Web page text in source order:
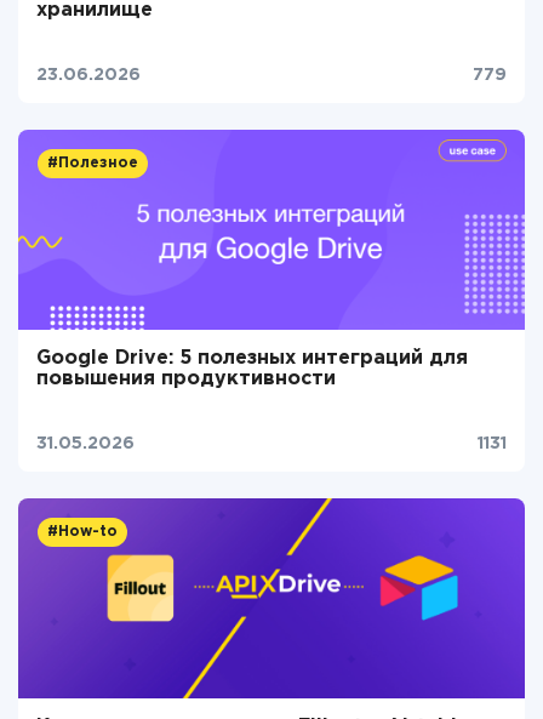
хранилище
23.06.2026 779
#Полезное
Google Drive: 5 полезных интеграций для
повышения продуктивности
31.05.2026 1131
#How-to